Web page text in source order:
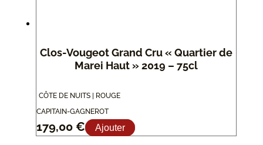
Clos-Vougeot Grand Cru « Quartier de
Marei Haut » 2019 – 75cl
CÔTE DE NUITS | ROUGE
CAPITAIN-GAGNEROT
179,00 € Ajouter